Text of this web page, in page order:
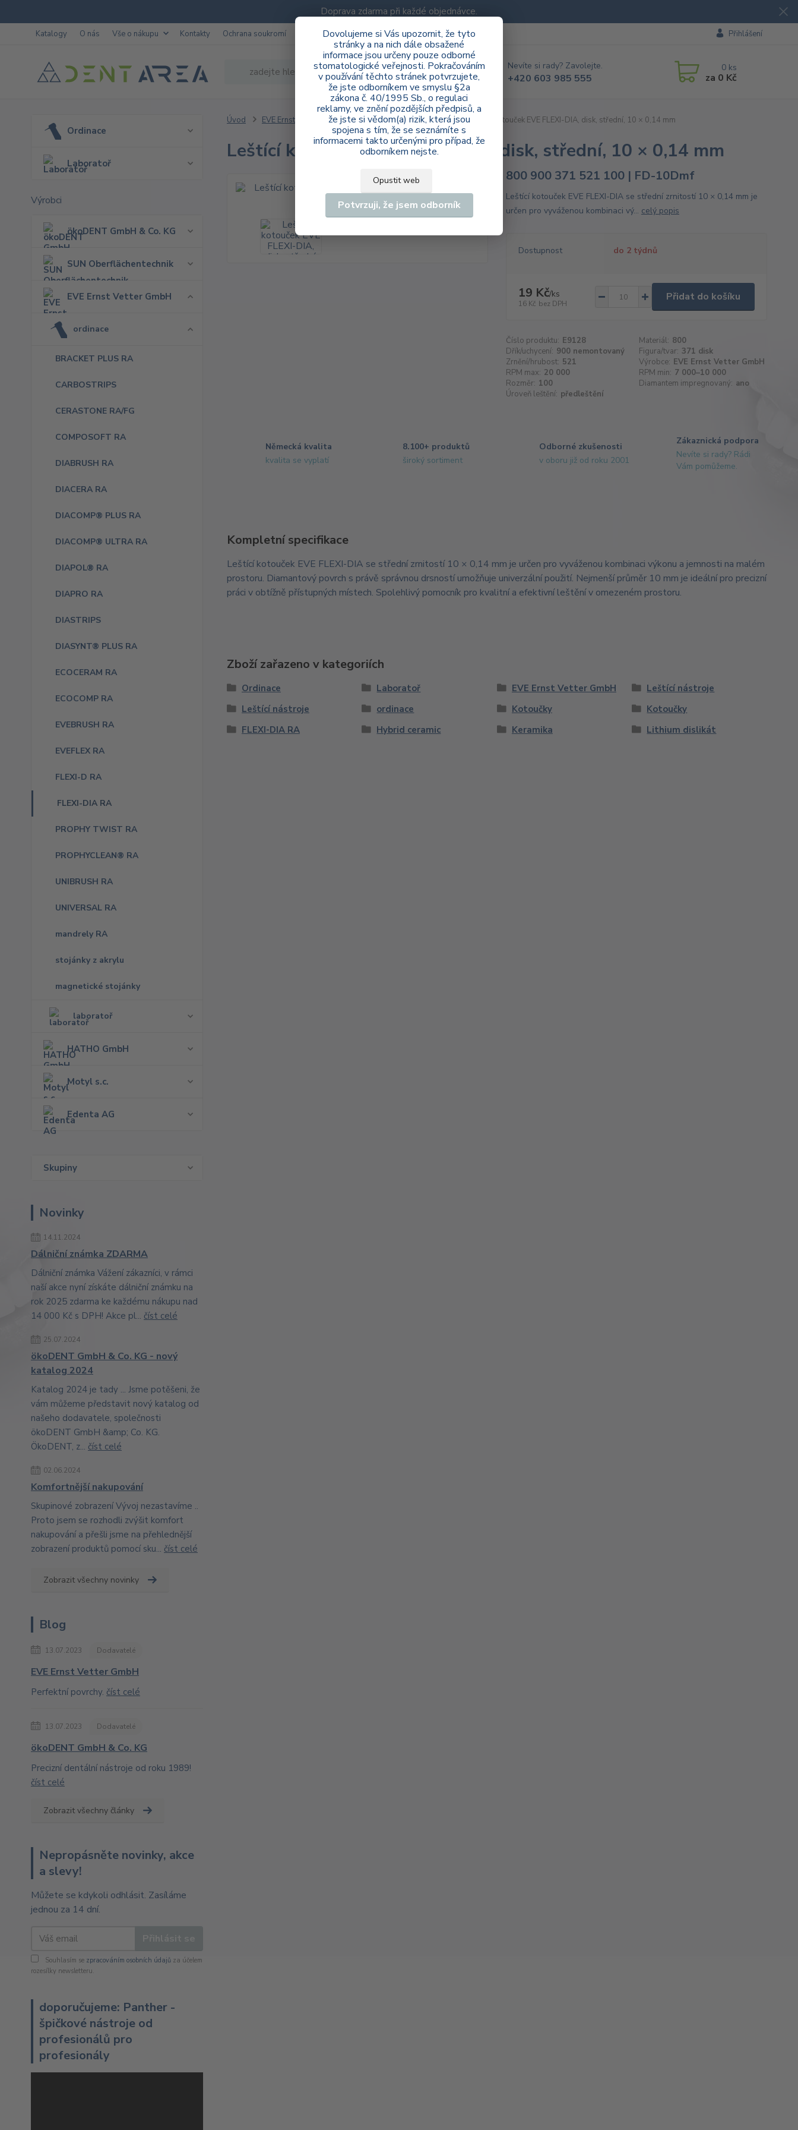
Doprava zdarma při každé objednávce.
Dovolujeme si Vás upozornit, že tyto
stránky a na nich dále obsažené
informace jsou určeny pouze odborné
stomatologické veřejnosti. Pokračováním
v používání těchto stránek potvrzujete,
že jste odborníkem ve smyslu §2a
zákona č. 40/1995 Sb., o regulaci
reklamy, ve znění pozdějších předpisů, a
že jste si vědom(a) rizik, která jsou
spojena s tím, že se seznámíte s
informacemi takto určenými pro případ, že
odborníkem nejste.
Opustit web
Potvrzuji, že jsem odborník
Katalogy O nás Vše o nákupu Kontakty Ochrana soukromí Přihlášení
Hledat Nevíte si rady? Zavolejte.
+420 603 985 555
0 ks
za 0 Kč
Ordinace
Laboratoř
Výrobci
ökoDENT GmbH & Co. KG
SUN Oberflächentechnik
EVE Ernst Vetter GmbH
ordinace
BRACKET PLUS RA
CARBOSTRIPS
CERASTONE RA/FG
COMPOSOFT RA
DIABRUSH RA
DIACERA RA
DIACOMP® PLUS RA
DIACOMP® ULTRA RA
DIAPOL® RA
DIAPRO RA
DIASTRIPS
DIASYNT® PLUS RA
ECOCERAM RA
ECOCOMP RA
EVEBRUSH RA
EVEFLEX RA
FLEXI-D RA
FLEXI-DIA RA
PROPHY TWIST RA
PROPHYCLEAN® RA
UNIBRUSH RA
UNIVERSAL RA
mandrely RA
stojánky z akrylu
magnetické stojánky
laboratoř
HATHO GmbH
Motyl s.c.
Edenta AG
Skupiny
Novinky
14.11.2024
Dálniční známka ZDARMA
Dálniční známka Vážení zákazníci, v rámci
naší akce nyní získáte dálniční známku na
rok 2025 zdarma ke každému nákupu nad
14 000 Kč s DPH! Akce pl... číst celé
25.07.2024
ökoDENT GmbH & Co. KG - nový
katalog 2024
Katalog 2024 je tady ... Jsme potěšeni, že
vám můžeme představit nový katalog od
našeho dodavatele, společnosti
ökoDENT GmbH &amp; Co. KG.
ÖkoDENT, z... číst celé
02.06.2024
Komfortnější nakupování
Skupinové zobrazení Vývoj nezastavíme ..
Proto jsem se rozhodli zvýšit komfort
nakupování a přešli jsme na přehlednější
zobrazení produktů pomocí sku... číst celé
Zobrazit všechny novinky
Blog
13.07.2023 Dodavatelé
EVE Ernst Vetter GmbH
Perfektní povrchy. číst celé
13.07.2023 Dodavatelé
ökoDENT GmbH & Co. KG
Precizní dentální nástroje od roku 1989!
číst celé
Zobrazit všechny články
Nepropásněte novinky, akce
a slevy!
Můžete se kdykoli odhlásit. Zasíláme
jednou za 14 dní.
Souhlasím se zpracováním osobních údajů za účelem
rozesílky newsletteru.
doporučujeme: Panther -
špičkové nástroje od
profesionálů pro
profesionály
Úvod EVE Ernst Vetter GmbH ordinace FLEXI-DIA RA Leštící kotouček EVE FLEXI-DIA, disk, střední, 10 × 0,14 mm
Leštící kotouček EVE FLEXI-DIA, disk, střední, 10 × 0,14 mm
800 900 371 521 100 | FD-10Dmf
Leštící kotouček EVE FLEXI-DIA se střední zrnitostí 10 × 0,14 mm je
určen pro vyváženou kombinaci vý... celý popis
Dostupnost do 2 týdnů
19 Kč/ks
16 Kč bez DPH
Přidat do košíku
Číslo produktu: E9128 Materiál: 800
Dřík/uchycení: 900 nemontovaný Figura/tvar: 371 disk
Zrnění/hrubost: 521 Výrobce: EVE Ernst Vetter GmbH
RPM max: 20 000 RPM min: 7 000–10 000
Rozměr: 100 Diamantem impregnovaný: ano
Úroveň leštění: předleštění
Německá kvalita
kvalita se vyplatí
8.100+ produktů
široký sortiment
Odborné zkušenosti
v oboru již od roku 2001
Zákaznická podpora
Nevíte si rady? Rádi
Vám pomůžeme.
Kompletní specifikace
Leštící kotouček EVE FLEXI-DIA se střední zrnitostí 10 × 0,14 mm je určen pro vyváženou kombinaci výkonu a jemnosti na malém
prostoru. Diamantový povrch s právě správnou drsností umožňuje univerzální použití. Nejmenší průměr 10 mm je ideální pro precizní
práci v obtížně přístupných místech. Spolehlivý pomocník pro kvalitní a efektivní leštění v omezeném prostoru.
Zboží zařazeno v kategoriích
Ordinace Laboratoř EVE Ernst Vetter GmbH
Leštící nástroje
Leštící nástroje
ordinace Kotoučky
Kotoučky
FLEXI-DIA RA
Hybrid ceramic Keramika Lithium dislikát